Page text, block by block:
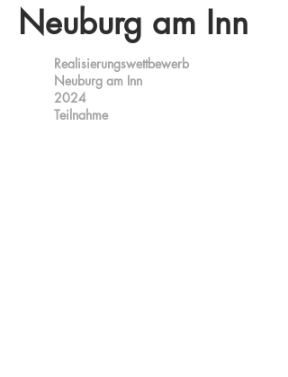
Neuburg am Inn
Realisierungswettbewerb
Neuburg am Inn
2024
Teilnahme